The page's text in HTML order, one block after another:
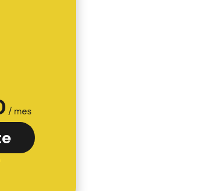
/ mes